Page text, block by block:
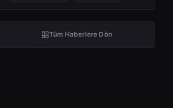
Tüm Haberlere Dön